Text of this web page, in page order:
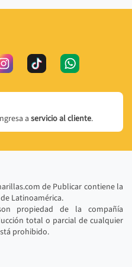
aservicio al cliente.
de Publicar contiene la
Latinoamérica.
propiedad de la compañía
total o parcial de cualquier
prohibido.